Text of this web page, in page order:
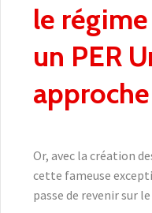
le
un PER
Or, avec la création
cette fameuse
passe de revenir sur